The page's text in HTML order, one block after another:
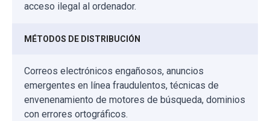
acceso ilegal al ordenador.
MÉTODOS DE DISTRIBUCIÓN
Correos electrónicos engañosos, anuncios
emergentes en línea fraudulentos, técnicas de
envenenamiento de motores de búsqueda, dominios
con errores ortográficos.